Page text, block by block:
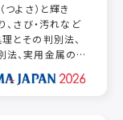
よさ）と輝き
、さび・汚れなど
とその判別法、
、実用金属の溶
発生するヒュー